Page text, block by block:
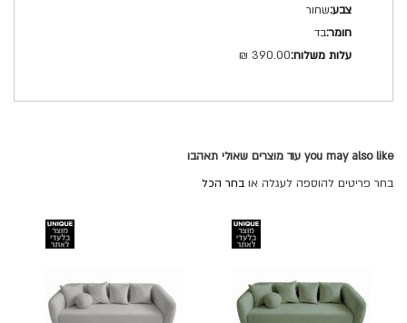
שחור
בד
390.00 ₪
you may also like עוד מוצרים שאולי תאהבו
בחר פריטים להוספה לעגלה או בחר הכל